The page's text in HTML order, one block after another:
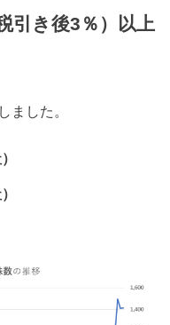
引き後3％）以上
しました。